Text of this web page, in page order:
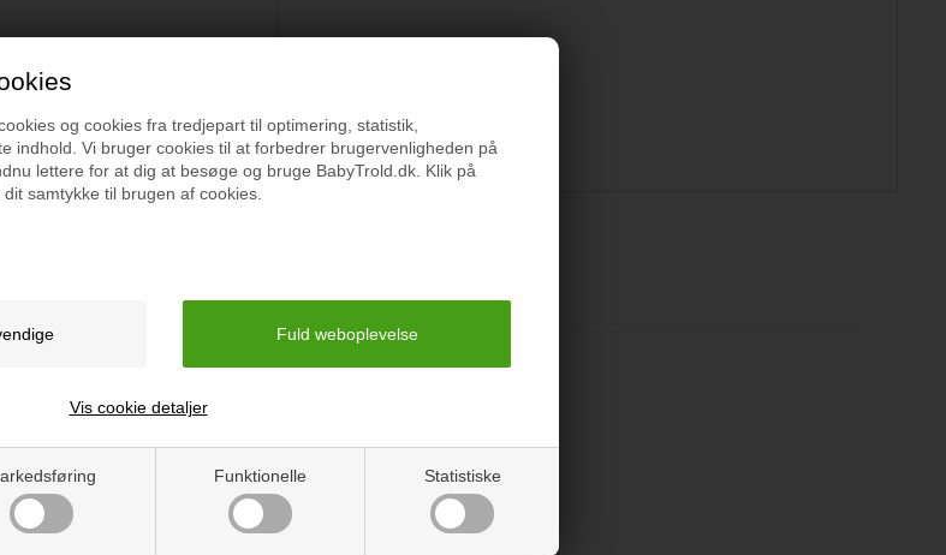
og cookies fra tredjepart til optimering, statistik,
indhold. Vi bruger cookies til at forbedrer brugervenligheden på
lettere for at dig at besøge og bruge BabyTrold.dk. Klik på
samtykke til brugen af cookies.
Funktionelle Statistiske
Vis cookie detaljer
Vejledning